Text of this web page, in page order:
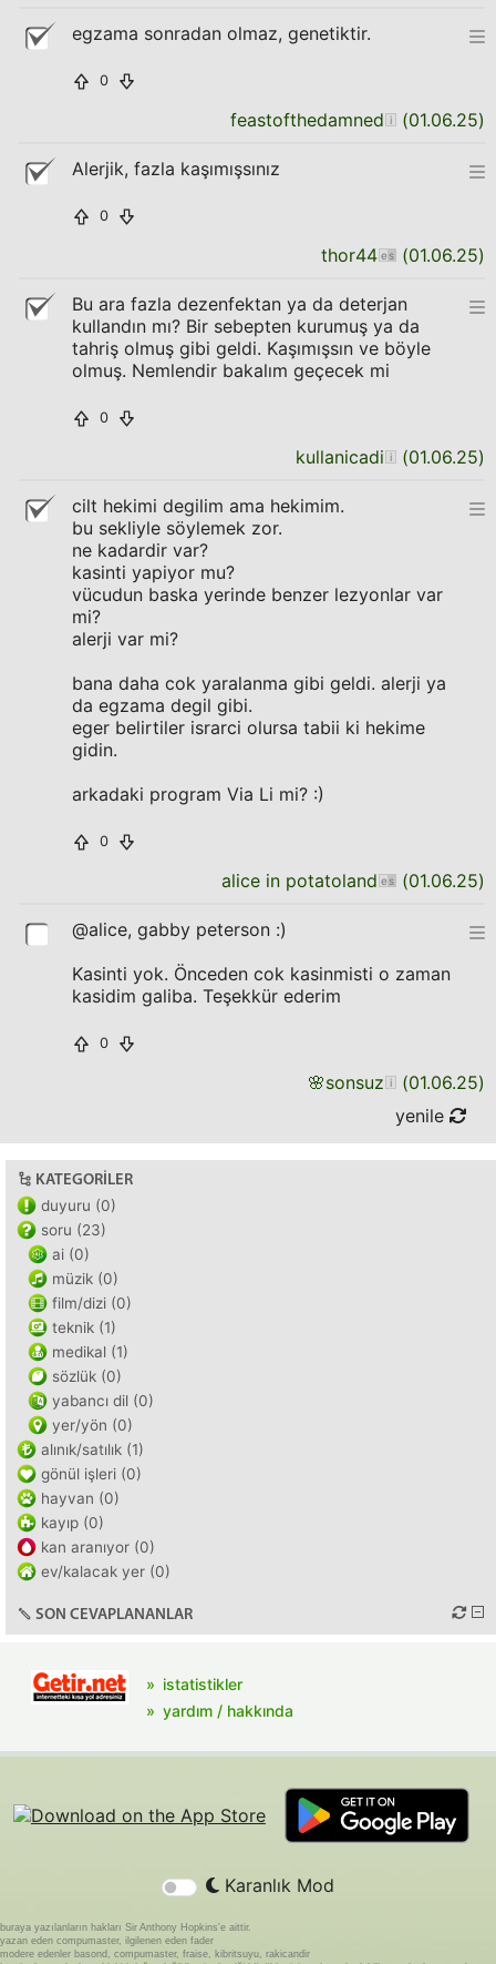
egzama sonradan olmaz, genetiktir.
0
feastofthedamned (01.06.25)
Alerjik, fazla kaşımışsınız
0
thor44 (01.06.25)
Bu ara fazla dezenfektan ya da deterjan
kullandın mı? Bir sebepten kurumuş ya da
tahriş olmuş gibi geldi. Kaşımışsın ve böyle
olmuş. Nemlendir bakalım geçecek mi
0
kullanicadi (01.06.25)
cilt hekimi degilim ama hekimim.
bu sekliyle söylemek zor.
ne kadardir var?
kasinti yapiyor mu?
vücudun baska yerinde benzer lezyonlar var
mi?
alerji var mi?
bana daha cok yaralanma gibi geldi. alerji ya
da egzama degil gibi.
eger belirtiler israrci olursa tabii ki hekime
gidin.
arkadaki program Via Li mi? :)
0
alice in potatoland (01.06.25)
@alice, gabby peterson :)
Kasinti yok. Önceden cok kasinmisti o zaman
kasidim galiba. Teşekkür ederim
0
🌸sonsuz (01.06.25)
yenile
KATEGORILER
duyuru (0)
soru (23)
ai (0)
müzik (0)
film/dizi (0)
teknik (1)
medikal (1)
sözlük (0)
yabancı dil (0)
yer/yön (0)
alınık/satılık (1)
gönül işleri (0)
hayvan (0)
kayıp (0)
kan aranıyor (0)
ev/kalacak yer (0)
SON CEVAPLANANLAR
istatistikler
yardım / hakkında
Karanlık Mod
buraya yazılanların hakları Sir Anthony Hopkins'e aittir.
yazan eden compumaster, ilgilenen eden fader
modere edenler basond, compumaster, fraise, kibritsuyu, rakicandir